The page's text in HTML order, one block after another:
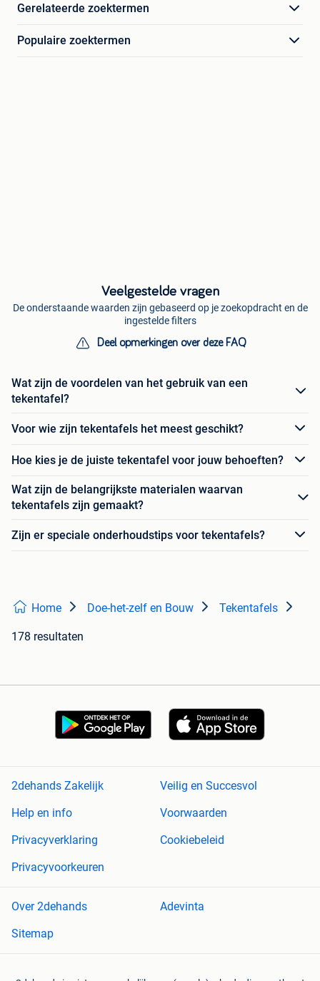
Gerelateerde zoektermen
Populaire zoektermen
Veelgestelde vragen
De onderstaande waarden zijn gebaseerd op je zoekopdracht en de
ingestelde filters
Deel opmerkingen over deze FAQ
Wat zijn de voordelen van het gebruik van een
tekentafel?
Voor wie zijn tekentafels het meest geschikt?
Hoe kies je de juiste tekentafel voor jouw behoeften?
Wat zijn de belangrijkste materialen waarvan
tekentafels zijn gemaakt?
Zijn er speciale onderhoudstips voor tekentafels?
Home Doe-het-zelf en Bouw Tekentafels
178 resultaten
2dehands Zakelijk
Veilig en Succesvol
Help en info
Voorwaarden
Privacyverklaring
Cookiebeleid
Privacyvoorkeuren
Over 2dehands
Adevinta
Sitemap